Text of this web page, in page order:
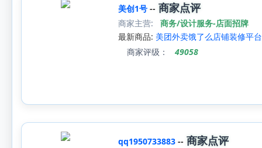
美创1号 -- 商家点评
商家主营:
商务/设计服务-店面招牌
最新商品: 美团外卖饿了么店铺装修平
商家评级：
49058
qq1950733883 -- 商家点评